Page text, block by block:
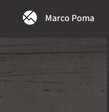
Marco Poma